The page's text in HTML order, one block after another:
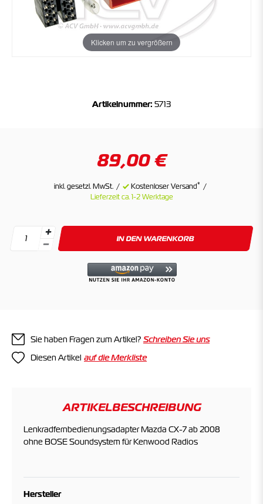
Klicken um zu vergrößern
Artikelnummer: 5713
89,00 €
inkl. gesetzl. MwSt. Kostenloser Versand*
Lieferzeit ca. 1-2 Werktage
IN DEN WARENKORB
Sie haben Fragen zum Artikel? Schreiben Sie uns
Diesen Artikel
ARTIKELBESCHREIBUNG
Lenkradfernbedienungsadapter Mazda CX-7 ab 2008
ohne BOSE Soundsystem für Kenwood Radios
Hersteller